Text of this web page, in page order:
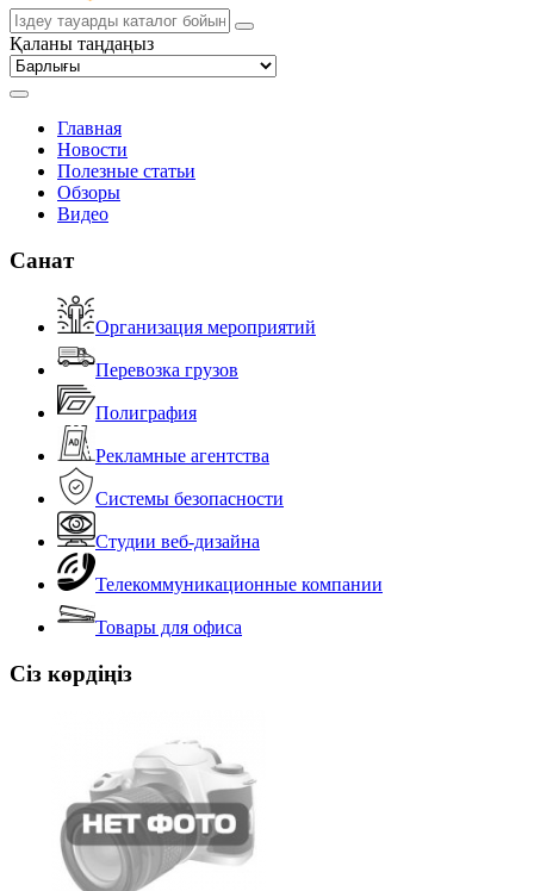
Қаланы таңдаңыз
Главная
Новости
Полезные статьи
Обзоры
Видео
Санат
Организация мероприятий
Перевозка грузов
Полиграфия
Рекламные агентства
Системы безопасности
Студии веб-дизайна
Телекоммуникационные компании
Товары для офиса
Сіз көрдіңіз